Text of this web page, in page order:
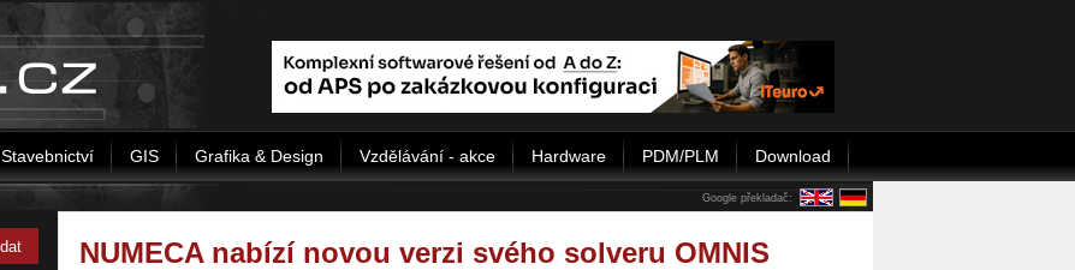
Stavebnictví GIS Grafika & Design Vzdělávání - akce Hardware PDM/PLM Download
Google překladač:
NUMECA nabízí novou verzi svého solveru OMNIS